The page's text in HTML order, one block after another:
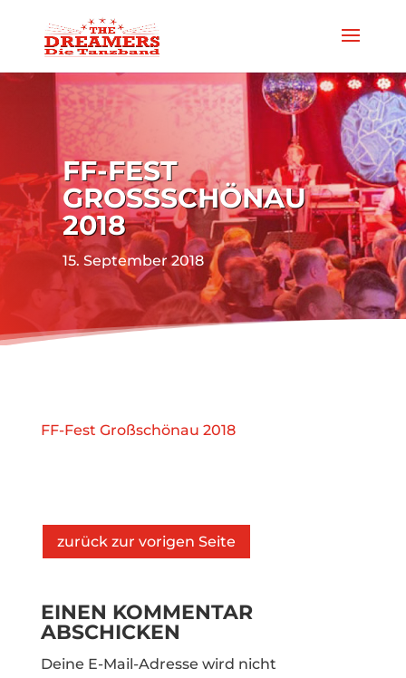
FF-FEST
GROSSSCHÖNAU 2
018
15. September 2018
FF-Fest Großschönau 2018
zurück zur vorigen Seite
EINEN KOMMENTAR
ABSCHICKEN
Deine E-Mail-Adresse wird nicht